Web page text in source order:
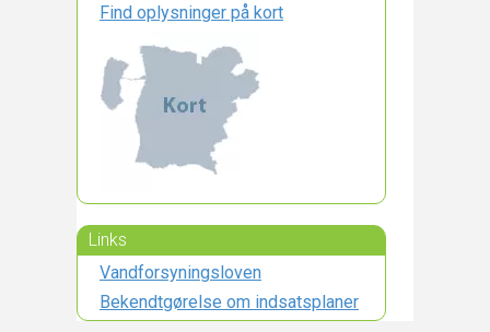
Find oplysninger på kort
Links
Vandforsyningsloven
Bekendtgørelse om indsatsplaner